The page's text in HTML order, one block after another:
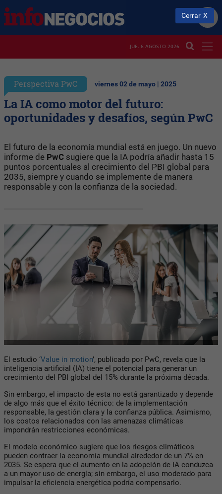
JUE. 6 AGOSTO 2026
Perspectiva PwC viernes 02 de mayo | 2025
La IA como motor del futuro:
oportunidades y desafíos, según PwC
El futuro de la economía mundial está en juego. Un nuevo
informe de PwC sugiere que la IA podría añadir hasta 15
puntos porcentuales al crecimiento del PBI global para
2035, siempre y cuando se implemente de manera
responsable y con la confianza de la sociedad.
El estudio ‘Value in motion’, publicado por PwC, revela que la
inteligencia artificial (IA) tiene el potencial para generar un
crecimiento del PBI global del 15% durante la próxima década.
Sin embargo, el impacto de esta no está garantizado y depende
de algo más que el éxito técnico: de la implementación
responsable, la gestión clara y la confianza pública. Asimismo,
los costos relacionados con las amenazas climáticas
impondrán restricciones económicas.
El modelo económico sugiere que los riesgos climáticos
pueden contraer la economía mundial alrededor de un 7% en
2035. Se espera que el aumento en la adopción de IA conduzca
a un mayor uso de energía; sin embargo, el uso moderado para
impulsar la eficiencia energética podría compensarlo.
Cerrar